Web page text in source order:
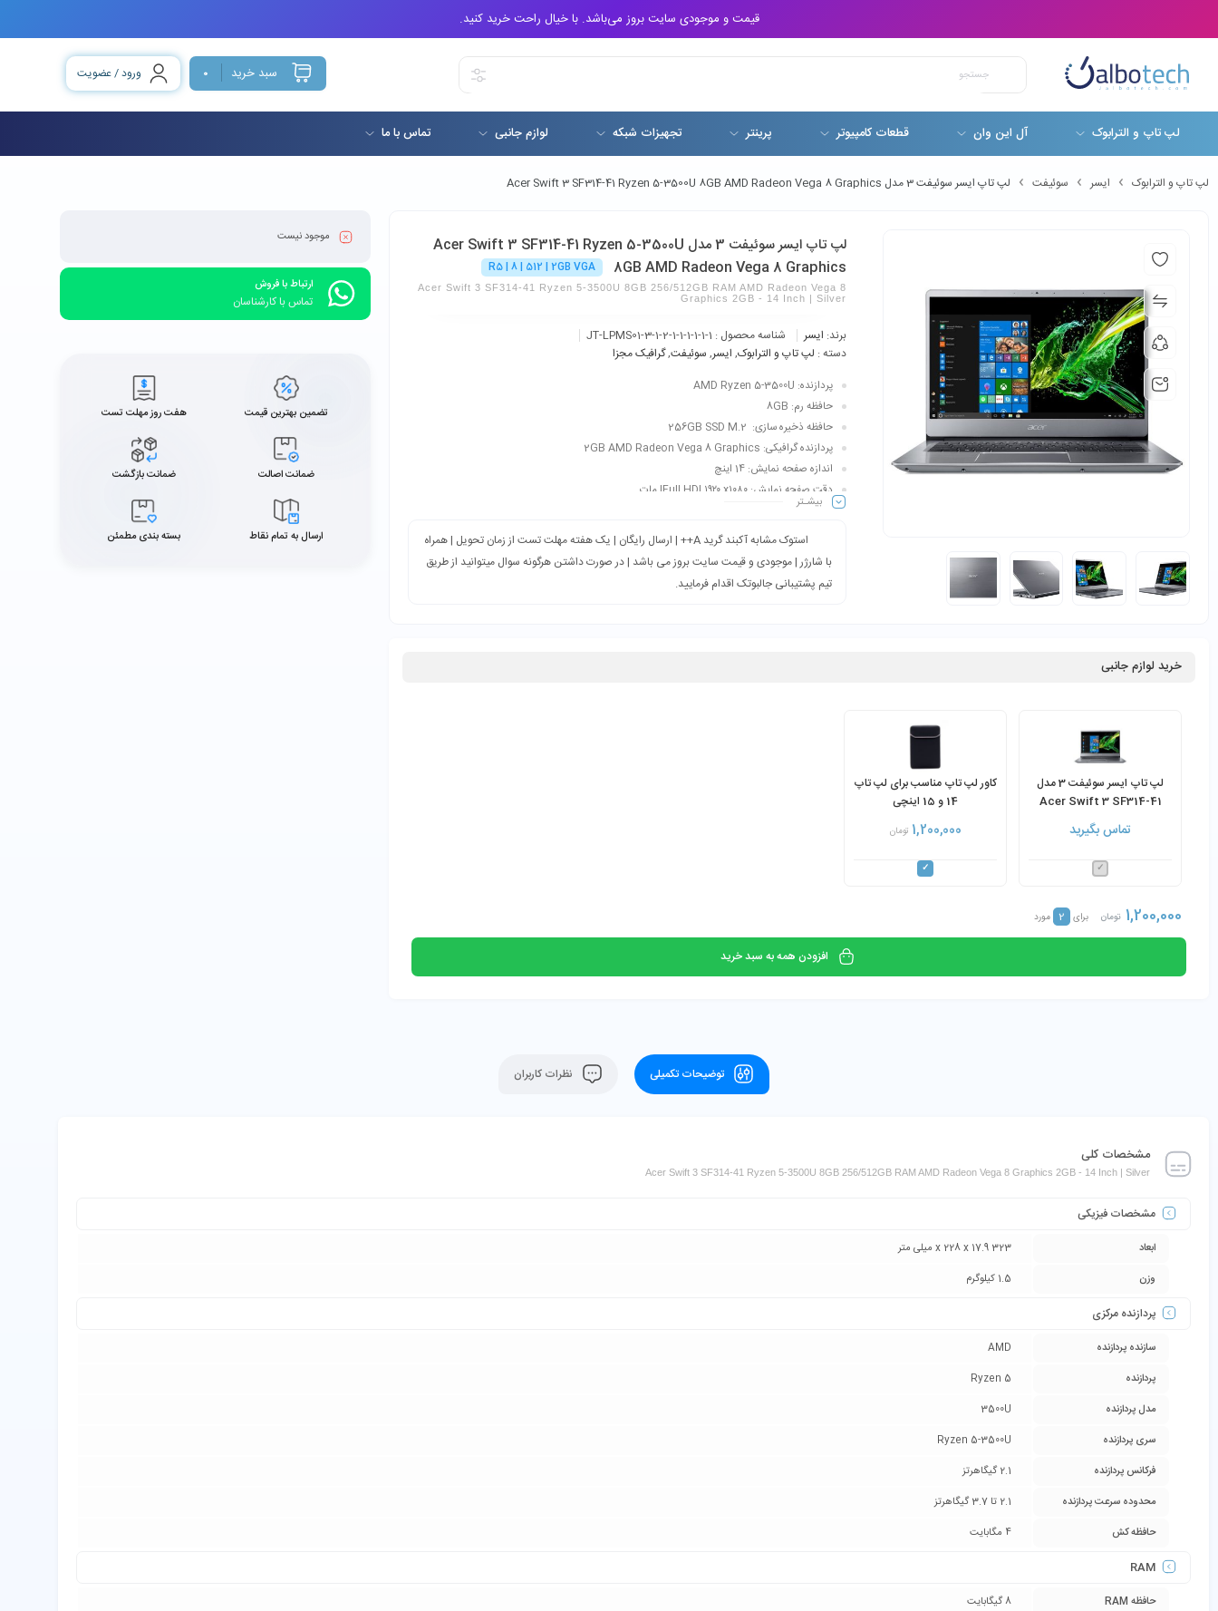
قیمت و موجودی سایت بروز می‌باشد. با خیال راحت خرید کنید.
سبد خرید 0 ورود / عضویت
لپ تاپ و الترابوک آل این وان قطعات کامپیوتر پرینتر تجهیزات شبکه لوازم جانبی تماس با ما
لپ تاپ و الترابوک ایسر سوئیفت لپ تاپ ایسر سوئیفت 3 مدل Acer Swift 3 SF314-41 Ryzen 5-3500U 8GB AMD Radeon Vega 8 Graphics
لپ تاپ ایسر سوئیفت 3 مدل Acer Swift 3 SF314-41 Ryzen 5-3500U
8GB AMD Radeon Vega 8 Graphics
R5 | 8 | 512 | 2GB VGA
Acer Swift 3 SF314-41 Ryzen 5-3500U 8GB 256/512GB RAM AMD Radeon Vega 8
Graphics 2GB - 14 Inch | Silver
برند: ایسر شناسه محصول : JT-LPMS01-3-1-2-1-1-1-1-1-1
دسته : لپ تاپ و الترابوک, ایسر, سوئیفت,گرافیک‌ مجزا
پردازنده: AMD Ryzen 5-3500U
حافظه رم: 8GB
حافظه ذخیره سازی: 256GB SSD M.2
پردازنده گرافیکی: 2GB AMD Radeon Vega 8 Graphics
اندازه صفحه نمایش: 14 اینچ
دقت صفحه نمایش: Full HD| ۱۹۲۰ x۱۰۸۰| مات
طبقه‌بندی: کاربری دانشجویی، دانش آموزی، فتوشاپ، ترید، برنامه نویسی، وبگردی، عمومی، حسابداری
بیشـتر
استوک مشابه آکبند گرید A++ | ارسال رایگان | یک هفته مهلت تست از زمان تحویل | همراه
با شارژر | موجودی و قیمت سایت بروز می باشد | در صورت داشتن هرگونه سوال میتوانید از طریق
تیم پشتیبانی جالبوتک اقدام فرمایید.
خرید لوازم جانبی
لپ تاپ ایسر سوئیفت 3 مدل
Acer Swift 3 SF314-41
Ryzen 5-3500U 8GB AMD
Radeon Vega 8 Graphics
تماس بگیرید
کاور لپ تاپ مناسب برای لپ تاپ
14 و 15 اینچی
1,200,000 تومان
1,200,000 تومان برای 2 مورد
افزودن همه به سبد خرید
موجود نیست
ارتباط با فروش
تماس با کارشناسان
تضمین بهترین قیمت هفت روز مهلت تست
ضمانت اصالت ضمانت بازگشت
ارسال به تمام نقاط بسته بندی مطمئن
توضیحات تکمیلی نظرات کاربران
مشخصات کلی
Acer Swift 3 SF314-41 Ryzen 5-3500U 8GB 256/512GB RAM AMD Radeon Vega 8 Graphics 2GB - 14 Inch | Silver
مشخصات فیزیکی
ابعاد
323 x 228 x 17.9 میلی متر
وزن
1.5 کیلوگرم
پردازنده مرکزی
سازنده پردازنده
AMD
پردازنده
Ryzen 5
مدل پردازنده
3500U
سری پردازنده
Ryzen 5-3500U
فرکانس پردازنده
2.1 گیگاهرتز
محدوده سرعت پردازنده
2.1 تا 3.7 گیگاهرتز
حافظه کش
4 مگابایت
RAM
حافظه RAM 8 گيگابايت